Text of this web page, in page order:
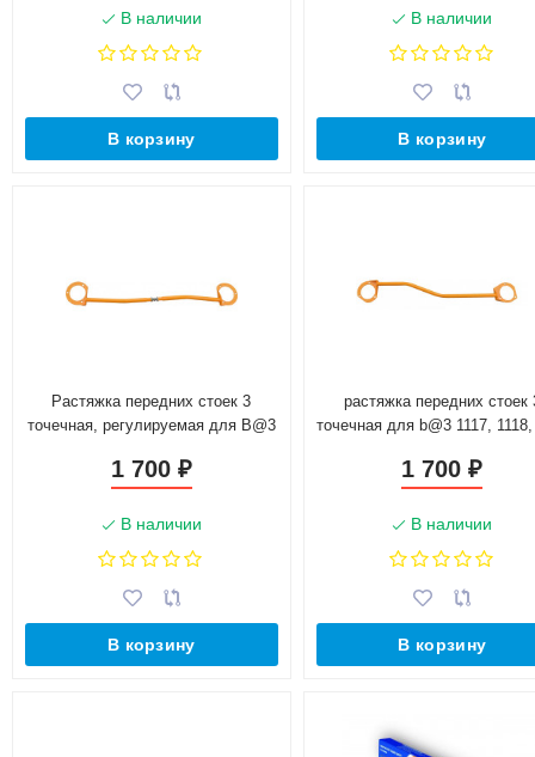
В наличии
В корзину
В наличии
В корзину
Растяжка передних стоек 3
точечная, регулируемая для B@3
1 700 ₽
В наличии
В корзину
растяжка передних стоек
точечная для b@3 1117, 1118,
gr@nt@"
1 700₽
В наличии
В корзину